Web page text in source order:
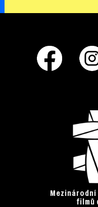
filmů